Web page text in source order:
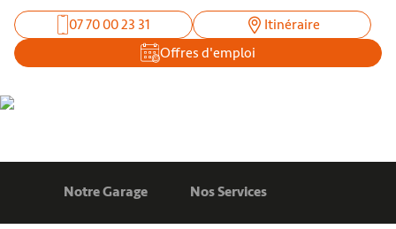
07 70 00 23 31
Itinéraire
Offres d'emploi
Notre Garage Nos Services